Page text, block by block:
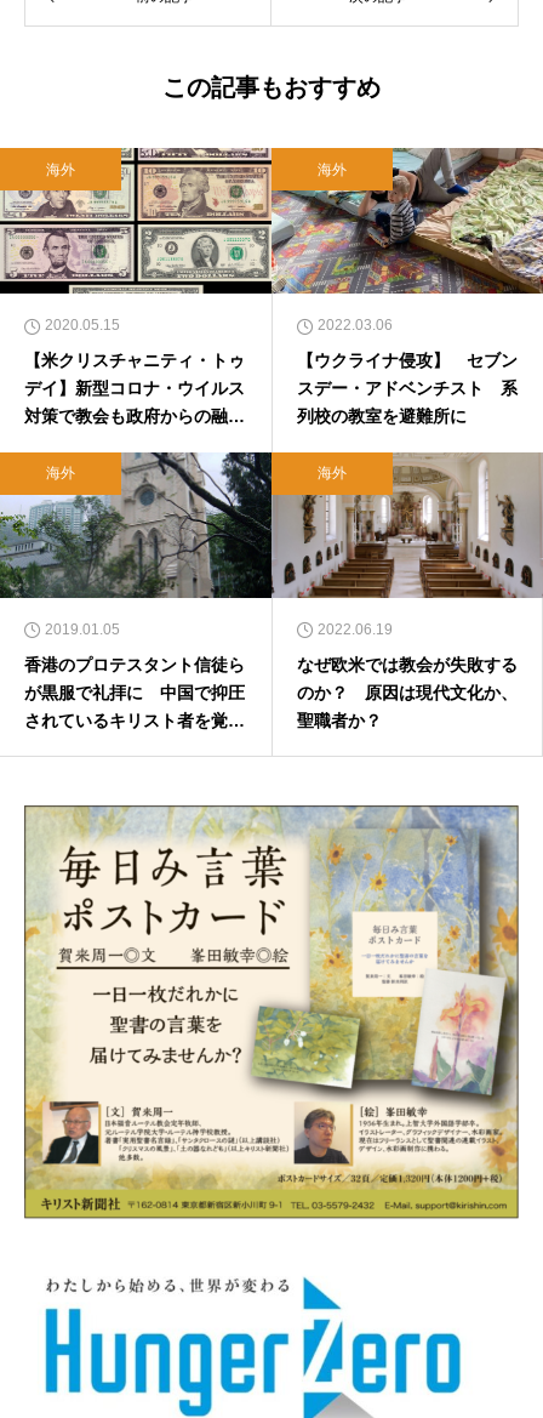
この記事もおすすめ
海外
2020.05.15
【米クリスチャニティ・トゥ
デイ】新型コロナ・ウイルス
対策で教会も政府からの融資
海外
2022.03.06
【ウクライナ侵攻】 セブン
スデー・アドベンチスト 系
列校の教室を避難所に
海外
2019.01.05
香港のプロテスタント信徒ら
が黒服で礼拝に 中国で抑圧
されているキリスト者を覚え
海外
2022.06.19
なぜ欧米では教会が失敗する
のか？ 原因は現代文化か、
聖職者か？